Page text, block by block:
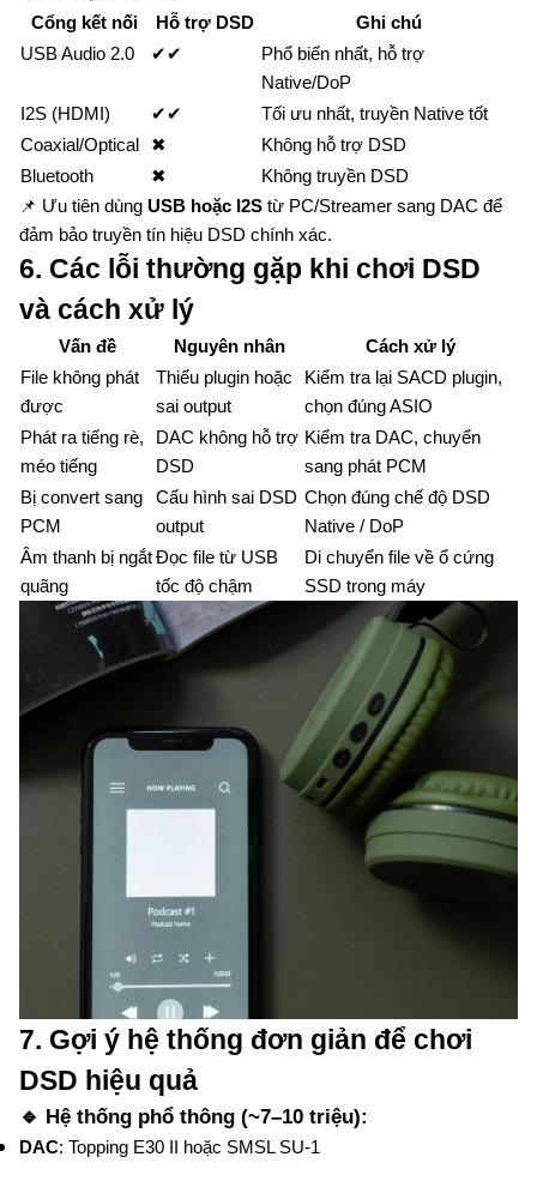
Cổng kết nối Hỗ trợ DSD
Ghi chú
USB Audio 2.0
✔✔
Phổ biến nhất, hỗ trợ
Native/DoP
I2S (HDMI)
✔✔
Tối ưu nhất, truyền Native tốt
Coaxial/Optical
✖
Không hỗ trợ DSD
Bluetooth
✖
Không truyền DSD
📌 Ưu tiên dùng USB hoặc I2S từ PC/Streamer sang DAC để
đảm bảo truyền tín hiệu DSD chính xác.
6. Các lỗi thường gặp khi chơi DSD
và cách xử lý
Vấn đề Nguyên nhân
Cách xử lý
File không phát
được
Thiếu plugin hoặc
sai output
Kiểm tra lại SACD plugin,
chọn đúng ASIO
Phát ra tiếng rè,
méo tiếng
DAC không hỗ trợ
DSD
Kiểm tra DAC, chuyển
sang phát PCM
Bị convert sang
PCM
Cấu hình sai DSD
output
Chọn đúng chế độ DSD
Native / DoP
Âm thanh bị ngắt
quãng
Đọc file từ USB
tốc độ chậm
Di chuyển file về ổ cứng
SSD trong máy
7. Gợi ý hệ thống đơn giản để chơi
DSD hiệu quả
🔹 Hệ thống phổ thông (~7–10 triệu):
DAC: Topping E30 II hoặc SMSL SU-1